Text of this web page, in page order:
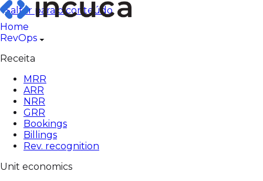
Pular
para
o
conteúdo
Saltar para o conteúdo
Home
RevOps
Receita
MRR
ARR
NRR
GRR
Bookings
Billings
Rev. recognition
Unit economics